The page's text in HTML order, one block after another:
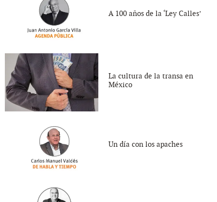
A 100 años de la ‘Ley Calles’
La cultura de la transa en
México
Un día con los apaches